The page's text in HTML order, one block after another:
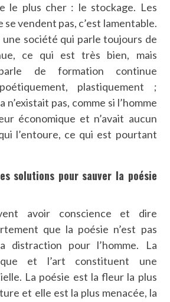
le plus cher : le stockage. Les
se vendent pas, c’est lamentable.
une société qui parle toujours de
ce qui est très bien, mais
de formation continue
plastiquement ;
n’existait pas, comme si l’homme
économique et n’avait aucun
l’entoure, ce qui est pourtant
solutions pour sauver la poésie
avoir conscience et dire
que la poésie n’est pas
distraction pour l’homme. La
et l’art constituent une
La poésie est la fleur la plus
et elle est la plus menacée, la